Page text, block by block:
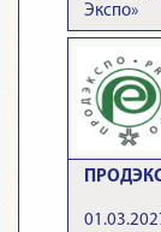
Экспо»